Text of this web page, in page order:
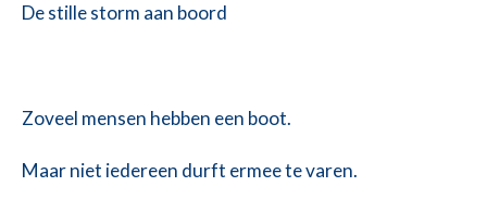
De stille storm aan boord
Zoveel mensen hebben een boot.
Maar niet iedereen durft ermee te varen.